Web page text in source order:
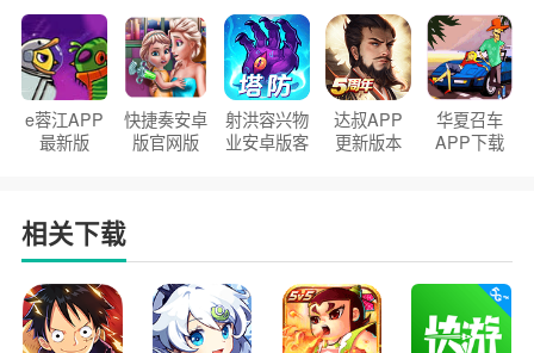
e蓉江APP
最新版
快捷奏安卓
版官网版
射洪容兴物
业安卓版客
达叔APP
更新版本
华夏召车
APP下载
相关下载